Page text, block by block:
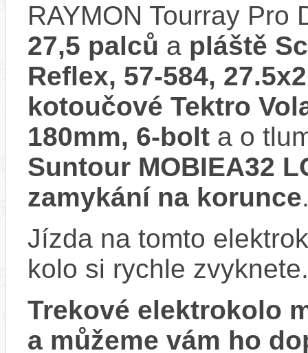
RAYMON Tourray Pro
27,5 palců a pláště
Reflex, 57-584,
kotoučové Tektro
180mm, 6-bolt a o
Suntour MOBIEA32
zamykání na korunce
Jízda na tomto
kolo si rychle zvyknete.
Trekové elektrokolo
a můžeme vám ho